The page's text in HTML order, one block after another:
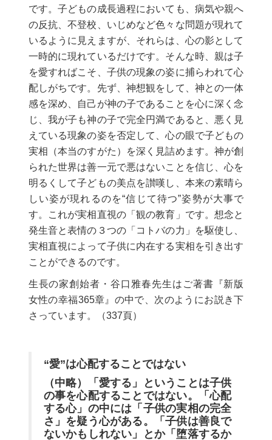
です。子どもの成長過程においても、病気や親へ
の反抗、不登校、いじめなど色々な問題が現れて
いるように見えますが、それらは、心の影として
一時的に現れているだけです。そんな時、親は子
を愛すればこそ、子供の現象の姿に捕らわれて心
配しがちです。先ず、神想観をして、神との一体
感を深め、自己が神の子であることを心に深く念
じ、我が子も神の子で完全円満であると、悪く見
えている現象の姿を否定して、心の眼で子どもの
実相（本当のすがた）を深く見詰めます。神が創
られた世界は善一元で悪はないことを信じ、心を
明るくして子どもの美点を讃嘆し、本来の素晴ら
しい姿が現れるのを“信じて待つ”姿勢が大事で
す。これが実相直視の「観の教育」です。想念と
発生音と表情の３つの「コトバの力」を駆使し、
実相直視によって子供に内在する実相を引き出す
ことができるのです。
生長の家創始者・谷口雅春先生はご著書『新版
女性の幸福365章』の中で、次のようにお説き下
さっています。（337頁）
“愛”は心配することではない
（中略）「愛する」ということは子供
の事を心配することではない。「心配
する心」の中には「子供の実相の完全
さ」を疑う心がある。「子供は善良で
ないかもしれない」とか「堕落するか